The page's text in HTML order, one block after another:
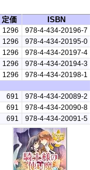
定価 ISBN
1296
978-4-434-20196-7
1296
978-4-434-20195-0
1296
978-4-434-20197-4
1296
978-4-434-20194-3
1296 978-4-434-20198-1
691
978-4-434-20089-2
691
978-4-434-20090-8
691 978-4-434-20091-5